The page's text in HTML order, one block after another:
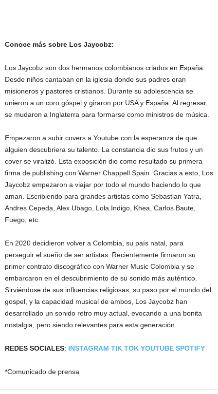
Conoce más sobre Los Jaycobz:
Los Jaycobz son dos hermanos colombianos criados en España.
Desde niños cantaban en la iglesia donde sus padres eran
misioneros y pastores cristianos. Durante su adolescencia se
unieron a un coro góspel y giraron por USA y España. Al regresar,
se mudaron a Inglaterra para formarse como ministros de música.
Empezaron a subir covers a Youtube con la esperanza de que
alguien descubriera su talento. La constancia dio sus frutos y un
cover se viralizó. Esta exposición dio como resultado su primera
firma de publishing con Warner Chappell Spain. Gracias a esto, Los
Jaycobz empezaron a viajar por todo el mundo haciendo lo que
aman. Escribiendo para grandes artistas como Sebastian Yatra,
Andres Cepeda, Alex Ubago, Lola Indigo, Khea, Carlos Baute,
Fuego, etc.
En 2020 decidieron volver a Colombia, su país natal, para
perseguir el sueño de ser artistas. Recientemente firmaron su
primer contrato discográfico con Warner Music Colombia y se
embarcaron en el descubrimiento de su sonido más auténtico.
Sirviéndose de sus influencias religiosas, su paso por el mundo del
gospel, y la capacidad musical de ambos, Los Jaycobz han
desarrollado un sonido retro muy actual, evocando a una bonita
nostalgia, pero siendo relevantes para esta generación.
REDES SOCIALES: INSTAGRAM TIK TOK YOUTUBE SPOTIFY
*Comunicado de prensa